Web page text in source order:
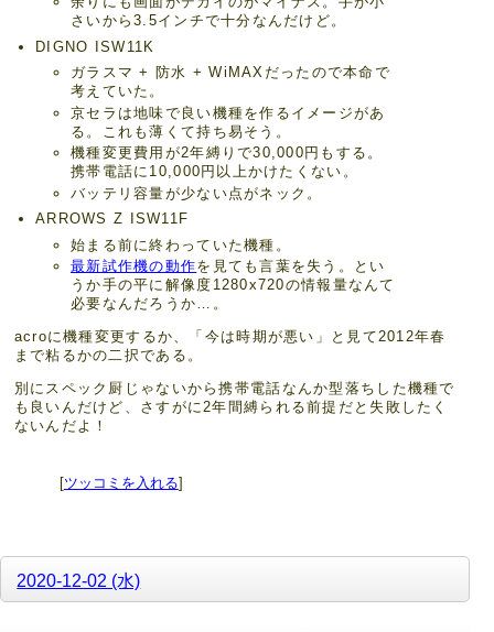
さいから3.5インチで十分なんだけど。
DIGNO ISW11K
ガラスマ + 防水 + WiMAXだったので本命で
考えていた。
京セラは地味で良い機種を作るイメージがあ
る。これも薄くて持ち易そう。
機種変更費用が2年縛りで30,000円もする。
携帯電話に10,000円以上かけたくない。
バッテリ容量が少ない点がネック。
ARROWS Z ISW11F
始まる前に終わっていた機種。
最新試作機の動作を見ても言葉を失う。とい
うか手の平に解像度1280x720の情報量なんて
必要なんだろうか…。
acroに機種変更するか、「今は時期が悪い」と見て2012年春
まで粘るかの二択である。
別にスペック厨じゃないから携帯電話なんか型落ちした機種で
も良いんだけど、さすがに2年間縛られる前提だと失敗したく
ないんだよ！
[ツッコミを入れる]
2020-12-02 (水)